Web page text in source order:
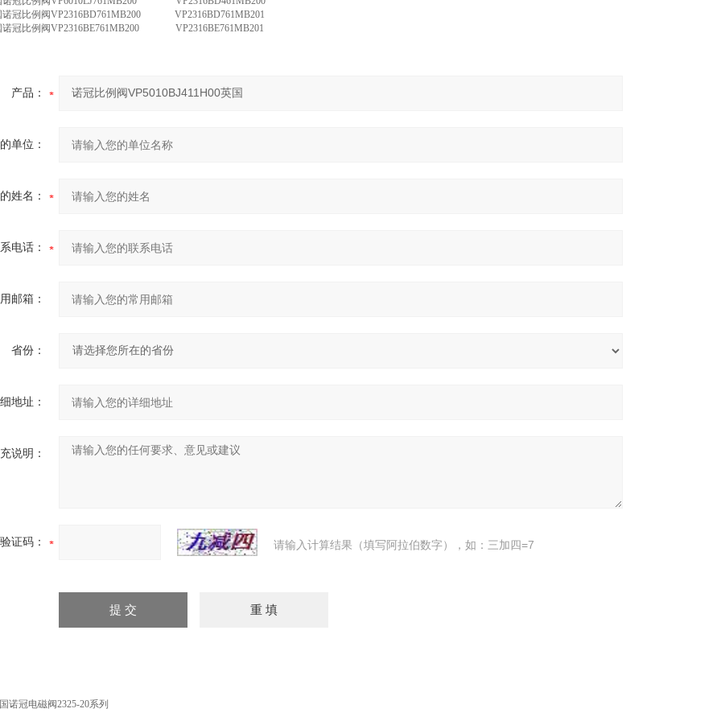
诺冠比例阀VP2316BD761MB200 VP2316BD761MB201
诺冠比例阀VP2316BE761MB200 VP2316BE761MB201
产品：
单位：
姓名：
电话：
邮箱：
省份：
地址：
说明：
验证码： 请输入计算结果（填写阿拉伯数字），如：三加四=7
诺冠电磁阀2325-20系列